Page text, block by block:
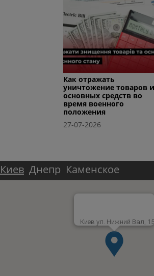
Как отражать
уничтожение товаров и
основных средств во
время военного
положения
27-07-2026
Киев Днепр Каменское
Киев ул. Нижний Вал, 15